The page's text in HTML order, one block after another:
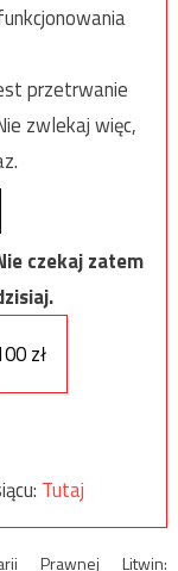
przetrwanie
zwlekaj więc,
czekaj zatem
zł
Tutaj
Prawnej Litwin: